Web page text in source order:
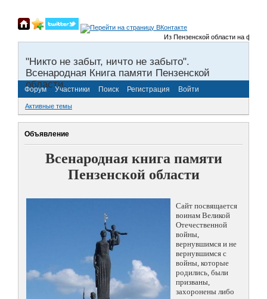
Из Пензенской области на
"Никто не забыт, ничто не забыто".
Всенародная Книга памяти Пензенской
области.
Форум Участники Поиск Регистрация Войти
Активные темы
Объявление
Всенародная книга памяти
Пензенской области
Сайт посвящается
воинам Великой
Отечественной
войны,
вернувшимся и не
вернувшимся с
войны, которые
родились, были
призваны,
захоронены либо